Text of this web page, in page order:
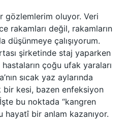
gözlemlerim oluyor. Veri
rakamları değil, rakamların
düşünmeye çalışıyorum.
şirketinde staj yaparken
çoğu ufak yaraları
sıcak yaz aylarında
bir kesi, bazen enfeksiyon
bu noktada “kangren
hayatî bir anlam kazanıyor.